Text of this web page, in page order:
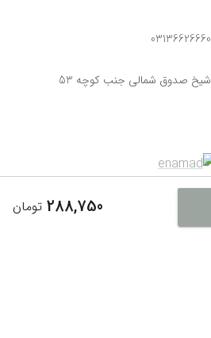
288,750 تومان
03136626660
شیخ صدوق شمالی جنب کوچه 53